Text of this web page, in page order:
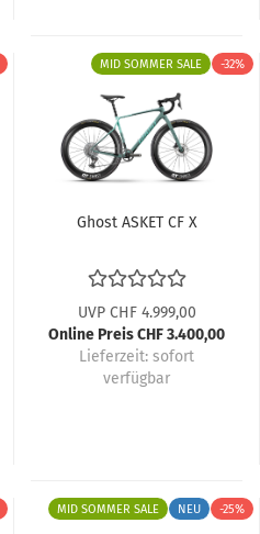
MID SOMMER SALE -32%
Ghost ASKET CF X
UVP CHF 4.999,00
Online Preis CHF 3.400,00
Lieferzeit: sofort
verfügbar
MID SOMMER SALE NEU -25%